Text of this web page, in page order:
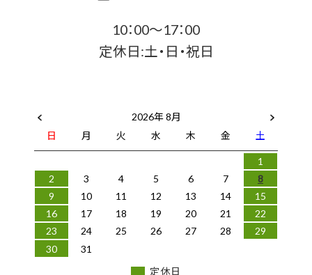
10：00～17：00
定休日:土・日・祝日
2026年 8月
日
月 火 水 木 金
土
1
2
3 4 5 6 7
8
9
10 11 12 13 14
15
16
17 18 19 20 21
22
23
24 25 26 27 28
29
30
31
定休日